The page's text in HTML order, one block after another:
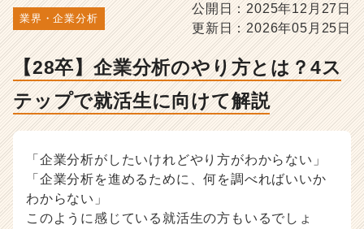
選
考
対
策・
就
ノ
ウ
ウ
業界・企業分析
公開日：2025年12月27日
更新日：2026年05月25日
【28卒】企業分析のやり方とは？4ス
テップで就活生に向けて解説
「企業分析がしたいけれどやり方がわからない」
「企業分析を進めるために、何を調べればいいか
わからない」
このように感じている就活生の方もいるでしょ